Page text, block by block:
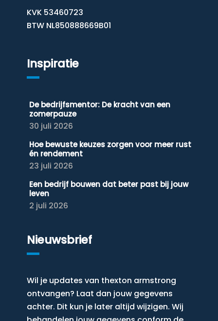
KVK 53460723
BTW NL850888669B01
Inspiratie
De bedrijfsmentor: De kracht van een
zomerpauze
30 juli 2026
Hoe bewuste keuzes zorgen voor meer rust
én rendement
23 juli 2026
Een bedrijf bouwen dat beter past bij jouw
leven
2 juli 2026
Nieuwsbrief
Wil je updates van thexton armstrong
ontvangen? Laat dan jouw gegevens
achter. Dit kun je later altijd wijzigen. Wij